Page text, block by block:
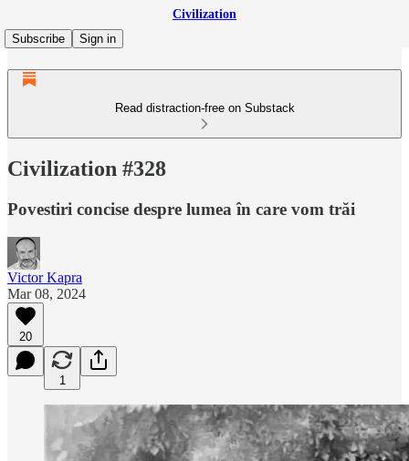
Civilization
Subscribe
Sign in
Read distraction-free on Substack
Civilization #328
Povestiri concise despre lumea în care vom trăi
Victor Kapra
Mar 08, 2024
20
1